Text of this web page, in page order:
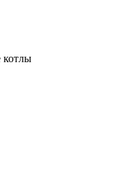
котлы